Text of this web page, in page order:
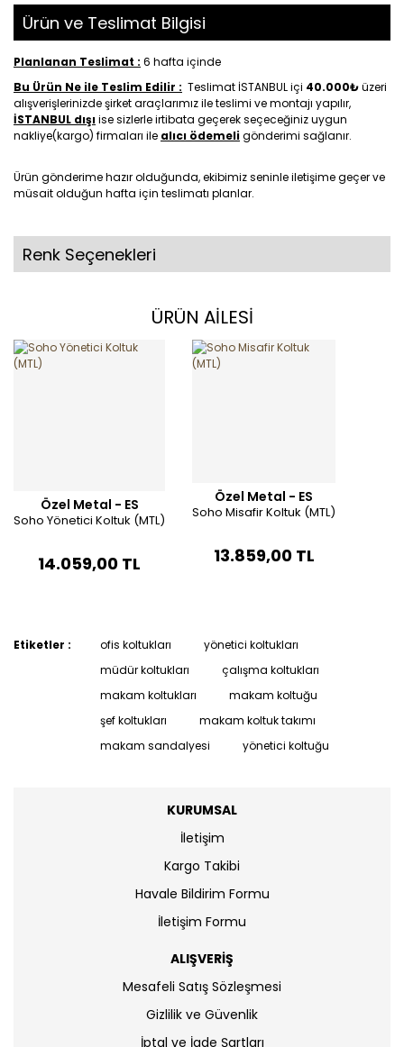
Ürün ve Teslimat Bilgisi
Planlanan Teslimat : 6 hafta içinde
Bu Ürün Ne ile Teslim Edilir : Teslimat İSTANBUL içi 40.000₺üzeri
alışverişlerinizde şirket araçlarımız ile teslimi ve montajı yapılır,
İSTANBUL dışıise sizlerle irtibata geçerek seçeceğiniz uygun
nakliye(kargo) firmaları ile alıcı ödemeligönderimi sağlanır.
Ürün gönderime hazır olduğunda, ekibimiz seninle iletişime geçer ve
müsait olduğun hafta için teslimatı planlar.
Renk Seçenekleri
ÜRÜN AİLESİ
Özel Metal - ES
Soho Yönetici Koltuk (MTL)
14.059,00 TL
Özel Metal - ES
Soho Misafir Koltuk (MTL)
13.859,00 TL
Etiketler : ofis koltukları
yönetici koltukları
müdür koltukları
çalışma koltukları
makam koltukları
makam koltuğu
şef koltukları
makam koltuk takımı
makam sandalyesi
yönetici koltuğu
KURUMSAL
İletişim
Kargo Takibi
Havale Bildirim Formu
İletişim Formu
ALIŞVERİŞ
Mesafeli Satış Sözleşmesi
Gizlilik ve Güvenlik
İptal ve İade Şartları